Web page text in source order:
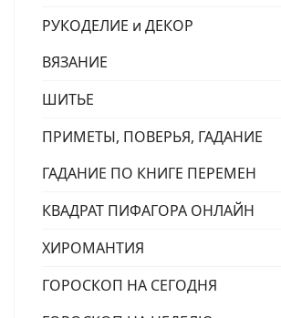
РУКОДЕЛИЕ и ДЕКОР
ВЯЗАНИЕ
ШИТЬЕ
ПРИМЕТЫ, ПОВЕРЬЯ, ГАДАНИЕ
ГАДАНИЕ ПО КНИГЕ ПЕРЕМЕН
КВАДРАТ ПИФАГОРА ОНЛАЙН
ХИРОМАНТИЯ
ГОРОСКОП НА СЕГОДНЯ